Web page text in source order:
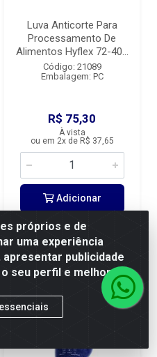
Luva Anticorte Para
Processamento De
Alimentos Hyflex 72-40...
Código: 21089
Embalagem: PC
R$ 75,30
À vista
ou em 2x de R$ 37,65
Adicionar
próprios e de
uma experiência
publicidade
seu perfil e melhorar a